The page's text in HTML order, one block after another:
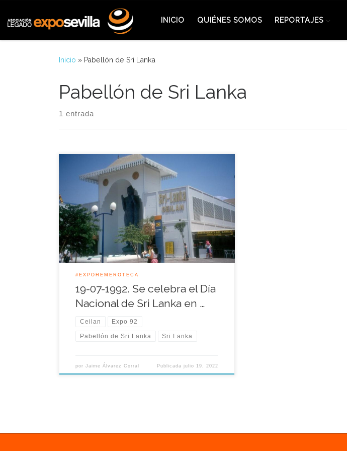
INICIO QUIÉNES SOMOS REPORTAJES
Inicio » Pabellón de Sri Lanka
Pabellón de Sri Lanka
1 entrada
El pabellón de Sri Lanka llamaba la atención por la
monumental escultura de Buda que tenía en la
entrada del pabellón. Fue una réplica del Buda de
Aukana, de doce metros de altura, que fue
esculpido en roca monolítica durante el reinado de
Dhatusena, en el siglo V a.C. La […]
#EXPOHEMEROTECA
19-07-1992. Se celebra el Día
Nacional de Sri Lanka en …
Ceilan Expo 92
Pabellón de Sri Lanka Sri Lanka
porJaime Álvarez Corral Publicada julio 19, 2022